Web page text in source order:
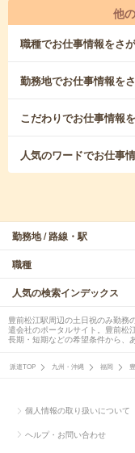
他
職種でお仕事情報をさ
勤務地でお仕事情報を
こだわりでお仕事情報
人気のワードでお仕事
勤務地 / 路線・駅
職種
人気の検索インデックス
豊前松江駅周辺の土日祝のみ勤務
遣会社のポータルサイト。豊前松
長期・短期などの希望条件から、
派遣TOP 九州・沖縄 福岡
個人情報の取り扱いについて
ヘルプ・お問い合わせ